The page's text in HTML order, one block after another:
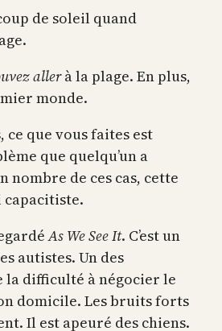
de soleil quand
allerà la plage. En plus,
monde.
ce que vous faites est
que quelqu’un a
nombre de ces cas, cette
capacitiste.
As We See It. C’est un
autistes. Un des
la difficulté à négocier le
domicile. Les bruits forts
Il est apeuré des chiens.